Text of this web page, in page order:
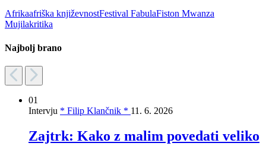
Afrikaafriška književnostFestival FabulaFiston Mwanza
Mujilakritika
Najbolj brano
01
Intervju * Filip Klančnik * 11. 6. 2026
Zajtrk: Kako z malim povedati veliko